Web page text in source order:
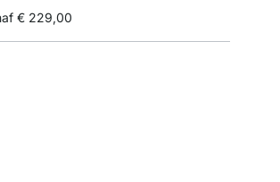
€ 229,00